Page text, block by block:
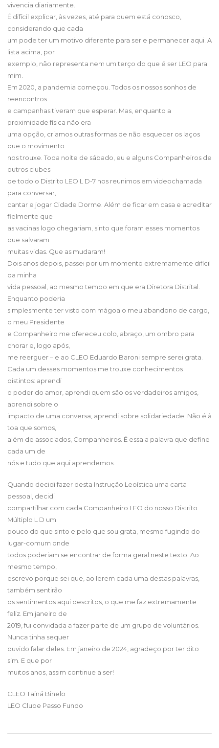
vivencia diariamente.
É difícil explicar, às vezes, até para quem está conosco,
considerando que cada
um pode ter um motivo diferente para ser e permanecer aqui. A
lista acima, por
exemplo, não representa nem um terço do que é ser LEO para
mim.
Em 2020, a pandemia começou. Todos os nossos sonhos de
reencontros
e campanhas tiveram que esperar. Mas, enquanto a
proximidade física não era
uma opção, criamos outras formas de não esquecer os laços
que o movimento
nos trouxe. Toda noite de sábado, eu e alguns Companheiros de
outros clubes
de todo o Distrito LEO L D-7 nos reunimos em videochamada
para conversar,
cantar e jogar Cidade Dorme. Além de ficar em casa e acreditar
fielmente que
as vacinas logo chegariam, sinto que foram esses momentos
que salvaram
muitas vidas. Que as mudaram!
Dois anos depois, passei por um momento extremamente difícil
da minha
vida pessoal, ao mesmo tempo em que era Diretora Distrital.
Enquanto poderia
simplesmente ter visto com mágoa o meu abandono de cargo,
o meu Presidente
e Companheiro me ofereceu colo, abraço, um ombro para
chorar e, logo após,
me reerguer – e ao CLEO Eduardo Baroni sempre serei grata.
Cada um desses momentos me trouxe conhecimentos
distintos: aprendi
o poder do amor, aprendi quem são os verdadeiros amigos,
aprendi sobre o
impacto de uma conversa, aprendi sobre solidariedade. Não é à
toa que somos,
além de associados, Companheiros. É essa a palavra que define
cada um de
nós e tudo que aqui aprendemos.
Quando decidi fazer desta Instrução Leoística uma carta
pessoal, decidi
compartilhar com cada Companheiro LEO do nosso Distrito
Múltiplo L D um
pouco do que sinto e pelo que sou grata, mesmo fugindo do
lugar-comum onde
todos poderiam se encontrar de forma geral neste texto. Ao
mesmo tempo,
escrevo porque sei que, ao lerem cada uma destas palavras,
também sentirão
os sentimentos aqui descritos, o que me faz extremamente
feliz. Em janeiro de
2019, fui convidada a fazer parte de um grupo de voluntários.
Nunca tinha sequer
ouvido falar deles. Em janeiro de 2024, agradeço por ter dito
sim. E que por
muitos anos, assim continue a ser!
CLEO Tainá Binelo
LEO Clube Passo Fundo